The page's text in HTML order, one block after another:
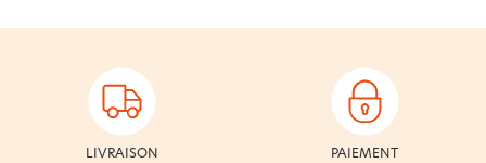
LIVRAISON PAIEMENT